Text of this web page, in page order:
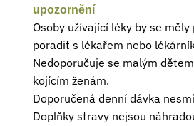
upozornění
Osoby užívající léky by se
poradit s lékařem nebo
Nedoporučuje se malým
kojícím ženám.
Doporučená denní dávka
Doplňky stravy nejsou